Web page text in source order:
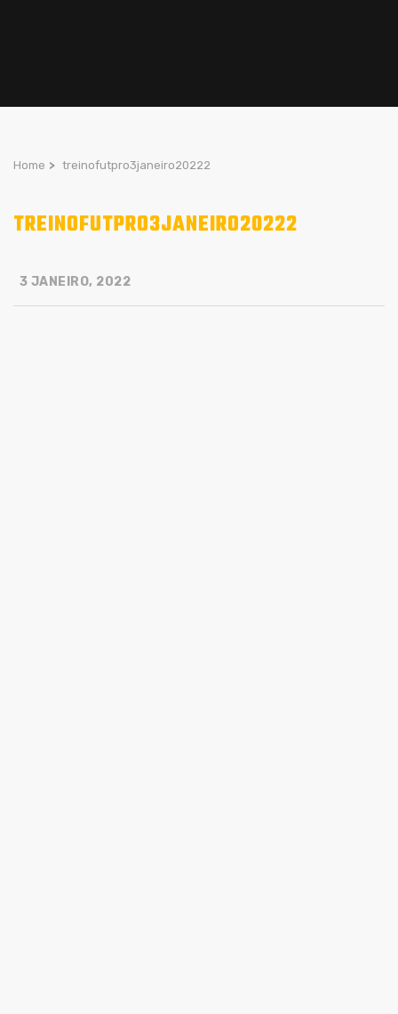
Home > treinofutpro3janeiro20222
TREINOFUTPRO3JANEIRO20222
3 JANEIRO, 2022